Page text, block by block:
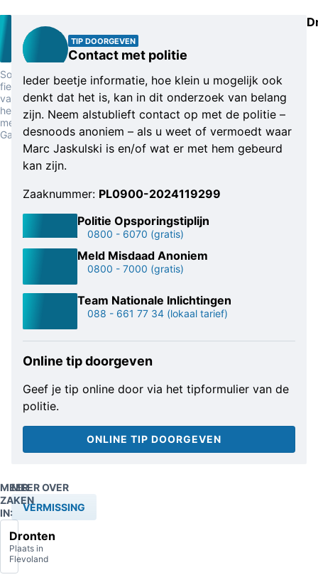
Soortgelijke
fiets
van
het
merk
Gazelle
TIP DOORGEVEN
Contact met politie
Ieder beetje informatie, hoe klein u mogelijk ook
denkt dat het is, kan in dit onderzoek van belang
zijn. Neem alstublieft contact op met de politie –
desnoods anoniem – als u weet of vermoedt waar
Marc Jaskulski is en/of wat er met hem gebeurd
kan zijn.
Zaaknummer: PL0900-2024119299
Politie Opsporingstiplijn
0800 - 6070 (gratis)
Meld Misdaad Anoniem
0800 - 7000 (gratis)
Team Nationale Inlichtingen
088 - 661 77 34 (lokaal tarief)
Online tip doorgeven
Geef je tip online door via het tipformulier van de
politie.
ONLINE TIP DOORGEVEN
MEER
ZAKEN
IN:
Dronten
Plaats in
Flevoland
MEER OVER
VERMISSING